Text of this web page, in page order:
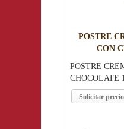
POSTRE
CON
POSTRE
CHOCOLATE
Solicitar precio